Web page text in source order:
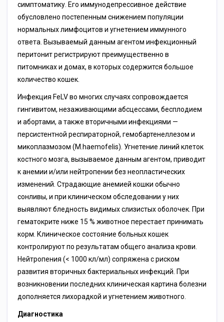
симптоматику. Его иммунодепрессивное действие
обусловлено постепенным снижением популяции
нормальных лимфоцитов и угнетением иммунного
ответа. Вызываемый данным агентом инфекционный
перитонит регистрируют преимущественно в
питомниках и домах, в которых содержится большое
количество кошек.
Инфекция FеLV во многих случаях сопровождается
гингивитом, незаживающими абсцессами, бесплодием
и абортами, а также вторичными инфекциями —
персистентной респираторной, гемобартенеллезом и
микоплазмозом (M.haemofelis). Угнетение линий клеток
костного мозга, вызываемое данным агентом, приводит
к анемии и/или нейтропении без неопластических
изменений. Страдающие анемией кошки обычно
сонливы, и при клиническом обследовании у них
выявляют бледность видимых слизистых оболочек. При
гематокрите ниже 15 % животное перестает принимать
корм. Клиническое состояние больных кошек
контролируют по результатам общего анализа крови.
Нейтропения (< 1000 кл/мл) сопряжена с риском
развития вторичных бактериальных инфекций. При
возникновении последних клиническая картина болезни
дополняется лихорадкой и угнетением животного.
Диагностика